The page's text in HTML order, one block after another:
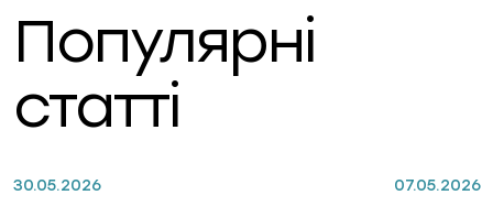
Популярні
статті
30.05.2026 07.05.2026